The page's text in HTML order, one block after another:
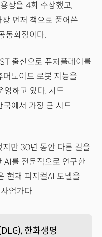
상을 4회 수상했고,
먼저 책으로 풀어쓴
동회장이다.
출신으로 퓨처플레이를
머노이드 로봇 지능을
영하고 있다. 시드
에서 가장 큰 시드
만 30년 동안 다른 길을
AI를 전문적으로 연구한
현재 피지컬AI 모델을
업가다.
한화생명